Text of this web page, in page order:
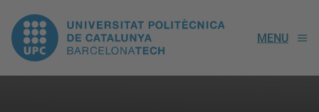
UPC.
Universitat
MENU